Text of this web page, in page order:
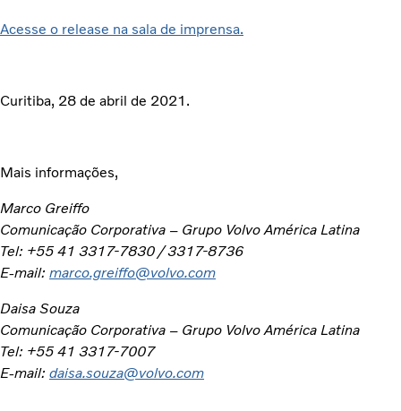
Acesse o release na sala de imprensa.
Curitiba, 28 de abril de 2021.
Mais informações,
Marco Greiffo
Comunicação Corporativa – Grupo Volvo América Latina
Tel: +55 41 3317-7830 / 3317-8736
E-mail: marco.greiffo@volvo.com
Daisa Souza
Comunicação Corporativa – Grupo Volvo América Latina
Tel: +55 41 3317-7007
E-mail: daisa.souza@volvo.com